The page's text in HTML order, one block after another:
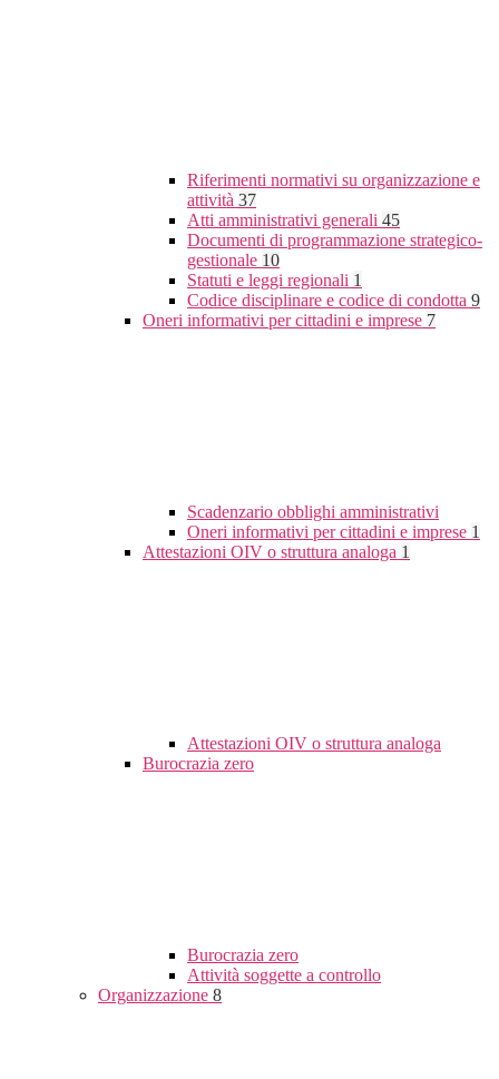
Riferimenti normativi su organizzazione e
attività 37
Atti amministrativi generali 45
Documenti di programmazione strategico-
gestionale 10
Statuti e leggi regionali 1
Codice disciplinare e codice di condotta 9
Oneri informativi per cittadini e imprese 7
Scadenzario obblighi amministrativi
Oneri informativi per cittadini e imprese 1
Attestazioni OIV o struttura analoga 1
Attestazioni OIV o struttura analoga
Burocrazia zero
Burocrazia zero
Attività soggette a controllo
Organizzazione 8